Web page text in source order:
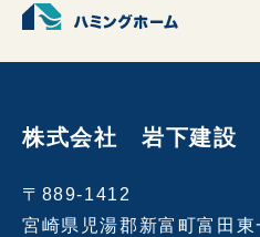
株式会社 岩下建設
〒889-1412
宮崎県児湯郡新富町富田